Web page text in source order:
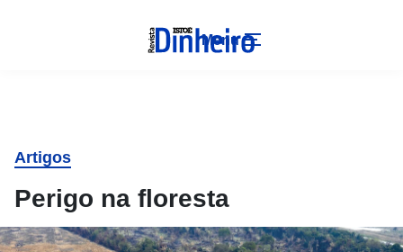
Menu
Artigos
Perigo na floresta